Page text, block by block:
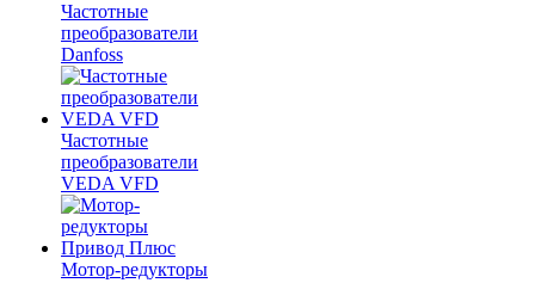
Частотные
преобразователи
Danfoss
Частотные
преобразователи
VEDA VFD
Мотор-редукторы